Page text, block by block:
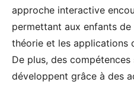
approche interactive
permettant aux enfants
théorie et les applications
De plus, des
développent grâce à des